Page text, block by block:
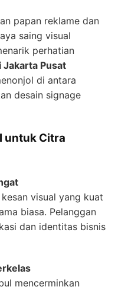
papan reklame dan
saing visual
perhatian
Pusat
di antara
desain signage
untuk Citra
visual yang kuat
biasa. Pelanggan
dan identitas bisnis
mencerminkan